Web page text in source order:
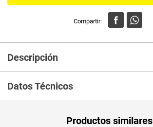
Descripción
Datos Técnicos
Productos similares